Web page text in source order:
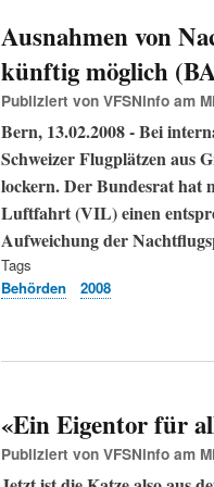
Ausnahmen von
künftig möglich
Publiziert von VFSNinfoam
Bern, 13.02.2008 - Bei
Schweizer Flugplätzen aus
lockern. Der Bundesrat
Luftfahrt (VIL) einen
Aufweichung der
Tags
Behörden
2008
«Ein Eigentor für
Publiziert von VFSNinfoam